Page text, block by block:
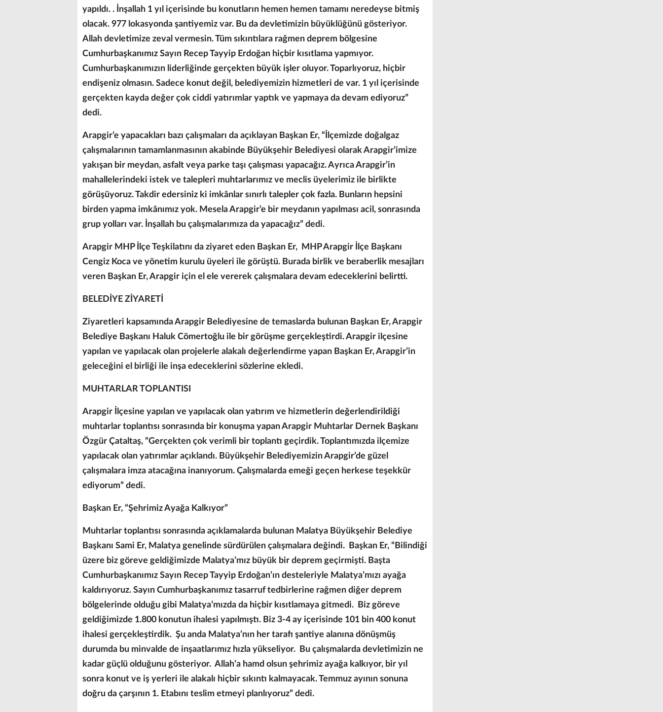
yapıldı. . İnşallah 1 yıl içerisinde bu konutların hemen hemen tamamı neredeyse bitmiş
olacak. 977 lokasyonda şantiyemiz var. Bu da devletimizin büyüklüğünü gösteriyor.
Allah devletimize zeval vermesin. Tüm sıkıntılara rağmen deprem bölgesine
Cumhurbaşkanımız Sayın Recep Tayyip Erdoğan hiçbir kısıtlama yapmıyor.
Cumhurbaşkanımızın liderliğinde gerçekten büyük işler oluyor. Toparlıyoruz, hiçbir
endişeniz olmasın. Sadece konut değil, belediyemizin hizmetleri de var. 1 yıl içerisinde
gerçekten kayda değer çok ciddi yatırımlar yaptık ve yapmaya da devam ediyoruz”
dedi.
Arapgir’e yapacakları bazı çalışmaları da açıklayan Başkan Er, “İlçemizde doğalgaz
çalışmalarının tamamlanmasının akabinde Büyükşehir Belediyesi olarak Arapgir’imize
yakışan bir meydan, asfalt veya parke taşı çalışması yapacağız. Ayrıca Arapgir’in
mahallelerindeki istek ve talepleri muhtarlarımız ve meclis üyelerimiz ile birlikte
görüşüyoruz. Takdir edersiniz ki imkânlar sınırlı talepler çok fazla. Bunların hepsini
birden yapma imkânımız yok. Mesela Arapgir’e bir meydanın yapılması acil, sonrasında
grup yolları var. İnşallah bu çalışmalarımıza da yapacağız” dedi.
Arapgir MHP İlçe Teşkilatını da ziyaret eden Başkan Er, MHP Arapgir İlçe Başkanı
Cengiz Koca ve yönetim kurulu üyeleri ile görüştü. Burada birlik ve beraberlik mesajları
veren Başkan Er, Arapgir için el ele vererek çalışmalara devam edeceklerini belirtti.
BELEDİYE ZİYARETİ
Ziyaretleri kapsamında Arapgir Belediyesine de temaslarda bulunan Başkan Er, Arapgir
Belediye Başkanı Haluk Cömertoğlu ile bir görüşme gerçekleştirdi. Arapgir ilçesine
yapılan ve yapılacak olan projelerle alakalı değerlendirme yapan Başkan Er, Arapgir’in
geleceğini el birliği ile inşa edeceklerini sözlerine ekledi.
MUHTARLAR TOPLANTISI
Arapgir İlçesine yapılan ve yapılacak olan yatırım ve hizmetlerin değerlendirildiği
muhtarlar toplantısı sonrasında bir konuşma yapan Arapgir Muhtarlar Dernek Başkanı
Özgür Çataltaş, “Gerçekten çok verimli bir toplantı geçirdik. Toplantımızda ilçemize
yapılacak olan yatırımlar açıklandı. Büyükşehir Belediyemizin Arapgir’de güzel
çalışmalara imza atacağına inanıyorum. Çalışmalarda emeği geçen herkese teşekkür
ediyorum” dedi.
Başkan Er, “Şehrimiz Ayağa Kalkıyor”
Muhtarlar toplantısı sonrasında açıklamalarda bulunan Malatya Büyükşehir Belediye
Başkanı Sami Er, Malatya genelinde sürdürülen çalışmalara değindi. Başkan Er, “Bilindiği
üzere biz göreve geldiğimizde Malatya’mız büyük bir deprem geçirmişti. Başta
Cumhurbaşkanımız Sayın Recep Tayyip Erdoğan’ın desteleriyle Malatya’mızı ayağa
kaldırıyoruz. Sayın Cumhurbaşkanımız tasarruf tedbirlerine rağmen diğer deprem
bölgelerinde olduğu gibi Malatya’mızda da hiçbir kısıtlamaya gitmedi. Biz göreve
geldiğimizde 1.800 konutun ihalesi yapılmıştı. Biz 3-4 ay içerisinde 101 bin 400 konut
ihalesi gerçekleştirdik. Şu anda Malatya’nın her tarafı şantiye alanına dönüşmüş
durumda bu minvalde de inşaatlarımız hızla yükseliyor. Bu çalışmalarda devletimizin ne
kadar güçlü olduğunu gösteriyor. Allah’a hamd olsun şehrimiz ayağa kalkıyor, bir yıl
sonra konut ve iş yerleri ile alakalı hiçbir sıkıntı kalmayacak. Temmuz ayının sonuna
doğru da çarşının 1. Etabını teslim etmeyi planlıyoruz” dedi.